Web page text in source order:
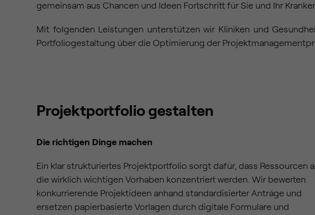
gemeinsam aus Chancen und Ideen Fortschritt für Sie und Ihr
Mit folgenden Leistungen unterstützen wir Kliniken und
Portfoliogestaltung über die Optimierung der
Projektportfolio gestalten
Die richtigen Dinge machen
Ein klar strukturiertes Projektportfolio sorgt dafür, dass Ressourcen
die wirklich wichtigen Vorhaben konzentriert werden. Wir bewerten
konkurrierende Projektideen anhand standardisierter Anträge und
ersetzen papierbasierte Vorlagen durch digitale Formulare und